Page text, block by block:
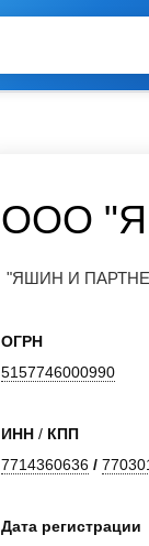
ООО
"ЯШИН И
ОГРН
5157746000990
ИНН / КПП
7714360636 /
Дата регистрации